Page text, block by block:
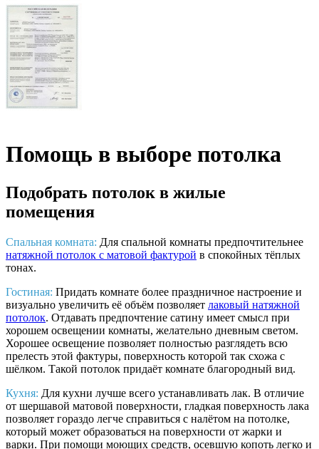
Помощь в выборе потолка
Подобрать потолок в жилые
помещения
Спальная комната: Для спальной комнаты предпочтительнее
натяжной потолок с матовой фактурой в спокойных тёплых
тонах.
Гостиная: Придать комнате более праздничное настроение и
визуально увеличить её объём позволяет лаковый натяжной
потолок. Отдавать предпочтение сатину имеет смысл при
хорошем освещении комнаты, желательно дневным светом.
Хорошее освещение позволяет полностью разглядеть всю
прелесть этой фактуры, поверхность которой так схожа с
шёлком. Такой потолок придаёт комнате благородный вид.
Кухня: Для кухни лучше всего устанавливать лак. В отличие
от шершавой матовой поверхности, гладкая поверхность лака
позволяет гораздо легче справиться с налётом на потолке,
который может образоваться на поверхности от жарки и
варки. При помощи моющих средств, осевшую копоть легко и